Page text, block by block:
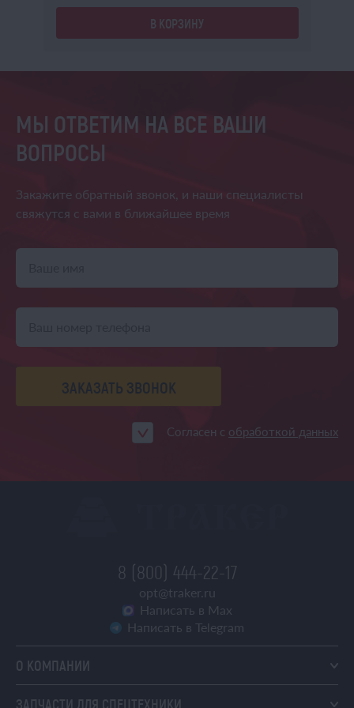
В КОРЗИНУ
МЫ ОТВЕТИМ НА ВСЕ ВАШИ
ВОПРОСЫ
Закажите обратный звонок, и наши специалисты
свяжутся с вами в ближайшее время
ЗАКАЗАТЬ ЗВОНОК
Согласен с обработкой данных
8 (800) 444-22-17
opt@traker.ru
Написать в Max
Написать в Telegram
О КОМПАНИИ
ЗАПЧАСТИ ДЛЯ СПЕЦТЕХНИКИ